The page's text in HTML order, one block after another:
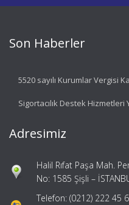
Son Haberler
5520 sayılı Kurumlar Vergisi
Sigortacılık Destek Hizmetleri
Adresimiz
Halil Rıfat Paşa Mah.
No: 1585 Şişli –
Telefon: (0212) 222 45